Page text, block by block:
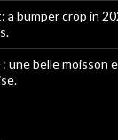
a bumper crop in
une belle moisson